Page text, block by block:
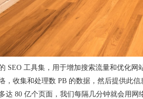
SEO 工具集 ，用于增加搜索流量和优化网
，收集和处理数 PB 的数据，然后提供此
达 80 亿个页面，我们每隔几分钟就会用